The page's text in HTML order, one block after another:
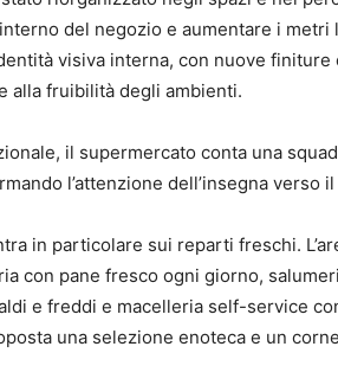
del negozio e aumentare i
visiva interna, con nuove
alla fruibilità degli ambienti.
il supermercato conta una
l’attenzione dell’insegna verso
in particolare sui reparti freschi.
con pane fresco ogni giorno,
e freddi e macelleria self-service
una selezione enoteca e un